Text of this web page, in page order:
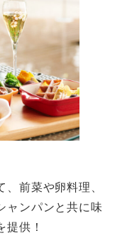
前菜や卵料理、
ャンパンと共に味
供！